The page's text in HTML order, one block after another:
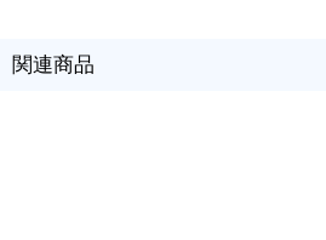
関連商品